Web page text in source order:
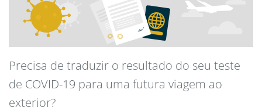
Precisa de traduzir o resultado do seu teste
de COVID-19 para uma futura viagem ao
exterior?